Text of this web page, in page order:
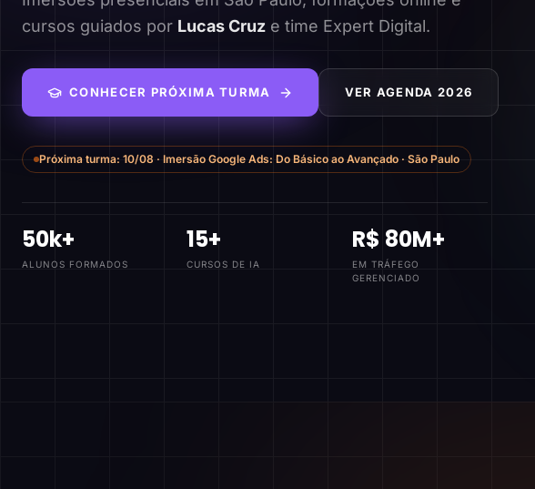
cursos guiados por Lucas Cruz e time Expert Digital.
CONHECER PRÓXIMA TURMA VER AGENDA 2026
Próxima turma: 10/08 · Imersão Google Ads: Do Básico ao Avançado · São Paulo
50k+
ALUNOS FORMADOS
15+
CURSOS DE IA
R$ 80M+
EM TRÁFEGO
GERENCIADO